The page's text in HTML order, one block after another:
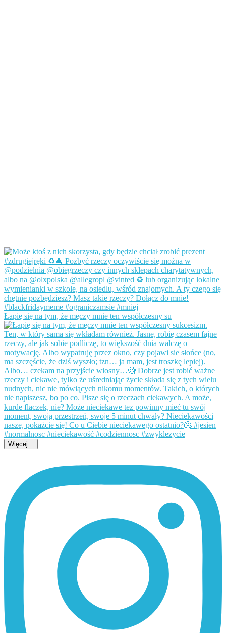
Łapię się na tym, że męczy mnie ten współczesny su
Więcej...